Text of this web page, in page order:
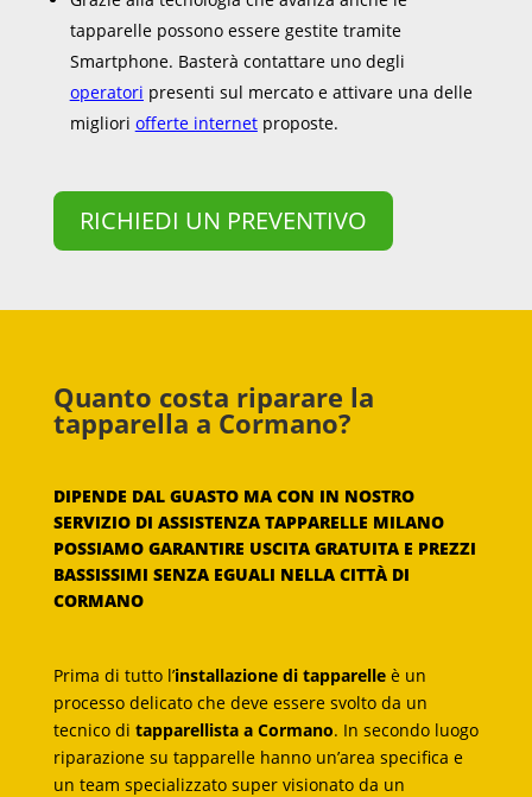
tapparelle possono essere gestite tramite
Smartphone. Basterà contattare uno degli
operatori presenti sul mercato e attivare una delle
migliori offerte internetproposte.
RICHIEDI UN PREVENTIVO
Quanto costa riparare la
tapparella a Cormano?
DIPENDE DAL GUASTO MA CON IN NOSTRO
SERVIZIO DI ASSISTENZA TAPPARELLE MILANO
POSSIAMO GARANTIRE USCITA GRATUITA E PREZZI
BASSISSIMI SENZA EGUALI NELLA CITTÀ DI
CORMANO
Prima di tutto l’installazione di tapparelle è un
processo delicato che deve essere svolto da un
tecnico di tapparellista a Cormano. In secondo luogo
riparazione su tapparelle hanno un’area specifica e
un team specializzato super visionato da un